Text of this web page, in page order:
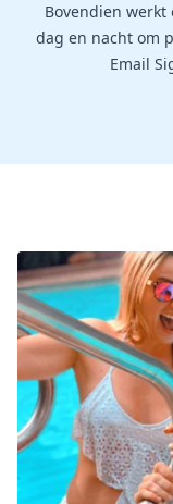
Bovendien
dag en nacht om
Email